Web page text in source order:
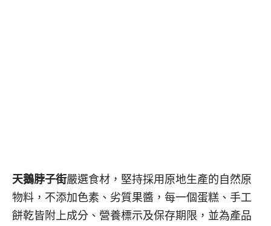
天鵝脖子街嚴選食材，堅持採用原地生產的自然原
物料，不添加色素、劣質果醬，每一個蛋糕、手工
餅乾皆附上成分、營養標示及保存期限，並為產品